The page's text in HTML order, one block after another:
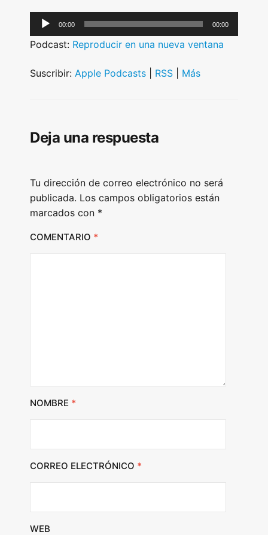
u
i
a
r
00:00 00:00
Podcast: Reproducir en una nueva ventana
Suscribir: Apple Podcasts RSS Más
Deja una respuesta
Tu dirección de correo electrónico no será
publicada. Los campos obligatorios están
marcados con *
COMENTARIO *
NOMBRE *
CORREO ELECTRÓNICO *
WEB